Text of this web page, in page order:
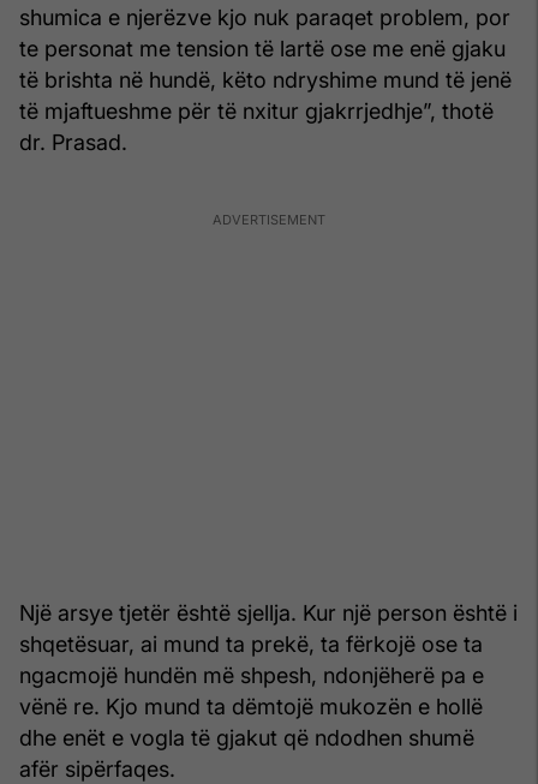
shumica e njerëzve kjo nuk paraqet problem, por
te personat me tension të lartë ose me enë gjaku
të brishta në hundë, këto ndryshime mund të jenë
të mjaftueshme për të nxitur gjakrrjedhje”, thotë
dr. Prasad.
Një arsye tjetër është sjellja. Kur një person është i
shqetësuar, ai mund ta prekë, ta fërkojë ose ta
ngacmojë hundën më shpesh, ndonjëherë pa e
vënë re. Kjo mund ta dëmtojë mukozën e hollë
dhe enët e vogla të gjakut që ndodhen shumë
afër sipërfaqes.